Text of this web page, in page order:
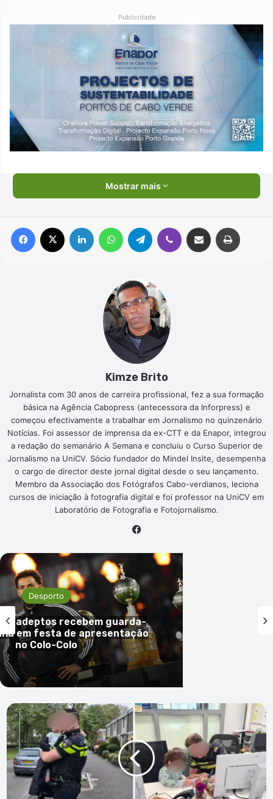
Publicidade
Mostrar mais
Facebook Linkedin WhatsAppTelegram Viber Compartilhar via e-mail
Kimze Brito
Jornalista com 30 anos de carreira profissional, fez a sua formação
básica na Agência Cabopress (antecessora da Inforpress) e
começou efectivamente a trabalhar em Jornalismo no quinzenário
Notícias. Foi assessor de imprensa da ex-CTT e da Enapor, integrou
a redação do semanário A Semana e concluiu o Curso Superior de
Jornalismo na UniCV. Sócio fundador do Mindel Insite, desempenha
o cargo de director deste jornal digital desde o seu lançamento.
Membro da Associação dos Fotógrafos Cabo-verdianos, leciona
cursos de iniciação à fotografia digital e foi professor na UniCV em
Laboratório de Fotografia e Fotojornalismo.
Desporto
mil adeptos recebem guarda-
em festa de apresentação
no Colo-Colo
Menino
de
quatro
anos
pega
carro